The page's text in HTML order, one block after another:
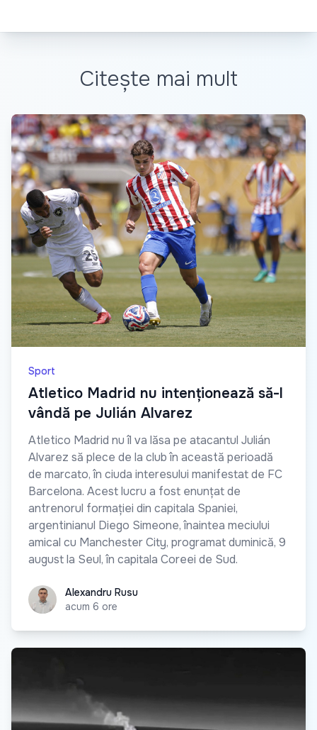
Citește mai mult
Sport
Atletico Madrid nu intenționează să-l
vândă pe Julián Alvarez
Atletico Madrid nu îl va lăsa pe atacantul Julián
Alvarez să plece de la club în această perioadă
de marcato, în ciuda interesului manifestat de FC
Barcelona. Acest lucru a fost enunțat de
antrenorul formației din capitala Spaniei,
argentinianul Diego Simeone, înaintea meciului
amical cu Manchester City, programat duminică, 9
august la Seul, în capitala Coreei de Sud.
Alexandru Rusu
Alexandru Rusu
acum 6 ore